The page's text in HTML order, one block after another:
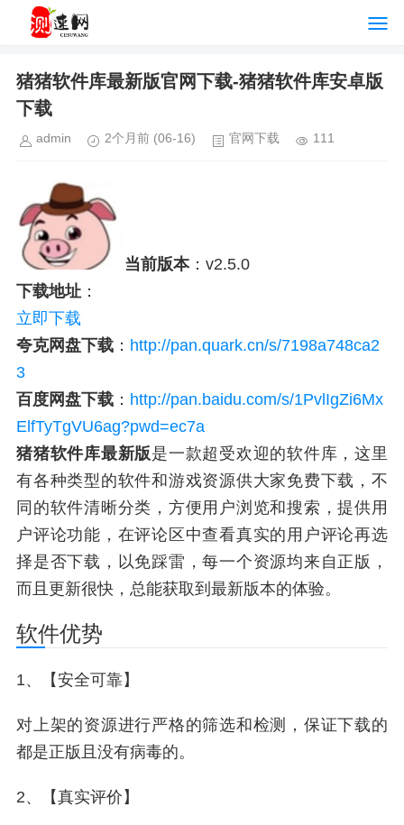
猪猪软件库最新版官网下载-猪猪软件库安卓版
下载
admin 2个月前 (06-16) 官网下载 111
当前版本：v2.5.0
下载地址 ：
立即下载
夸克网盘下载 ： http://pan.quark.cn/s/7198a748ca2
3
百度网盘下载 ： http://pan.baidu.com/s/1PvlIgZi6Mx
ElfTyTgVU6ag?pwd=ec7a
猪猪软件库最新版是一款超受欢迎的软件库，这里
有各种类型的软件和游戏资源供大家免费下载，不
同的软件清晰分类，方便用户浏览和搜索，提供用
户评论功能，在评论区中查看真实的用户评论再选
择是否下载，以免踩雷，每一个资源均来自正版，
而且更新很快，总能获取到最新版本的体验。
软件优势
1、【安全可靠】
对上架的资源进行严格的筛选和检测，保证下载的
都是正版且没有病毒的。
2、【真实评价】